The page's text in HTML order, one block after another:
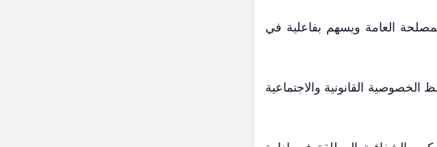
العامة ويسهم بفاعلية في
القانونية والاجتماعية